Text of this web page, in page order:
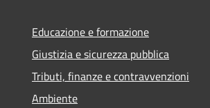
Educazione e formazione
Giustizia e sicurezza pubblica
Tributi, finanze e contravvenzioni
Ambiente